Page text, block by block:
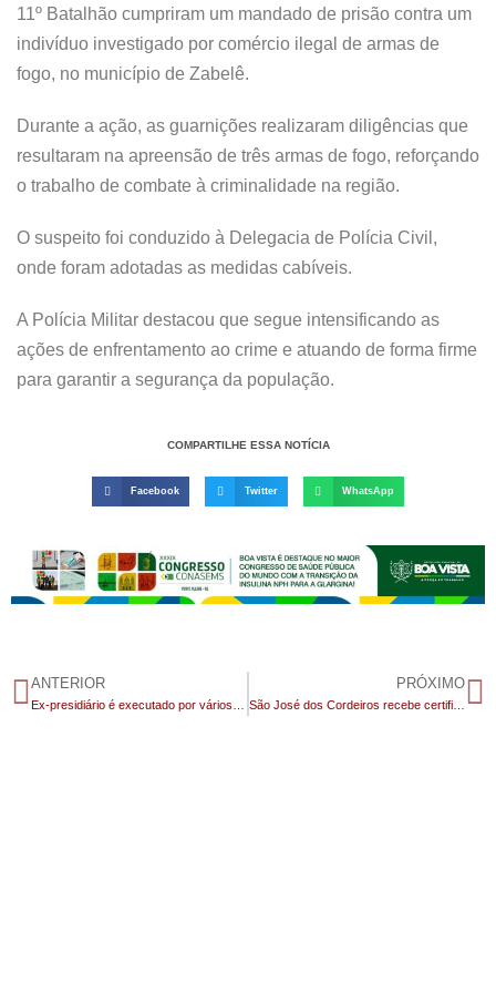
11º Batalhão cumpriram um mandado de prisão contra um
indivíduo investigado por comércio ilegal de armas de
fogo, no município de Zabelê.
Durante a ação, as guarnições realizaram diligências que
resultaram na apreensão de três armas de fogo, reforçando
o trabalho de combate à criminalidade na região.
O suspeito foi conduzido à Delegacia de Polícia Civil,
onde foram adotadas as medidas cabíveis.
A Polícia Militar destacou que segue intensificando as
ações de enfrentamento ao crime e atuando de forma firme
para garantir a segurança da população.
COMPARTILHE ESSA NOTÍCIA
Facebook Twitter WhatsApp
ANTERIOR PRÓXIMO